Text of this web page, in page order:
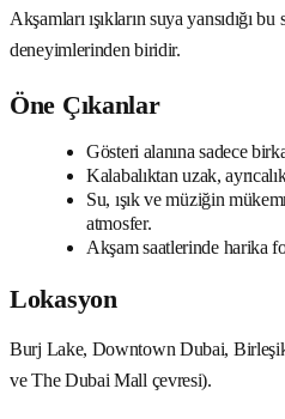
Akşamları ışıkların suya yansıdığı
deneyimlerinden biridir.
Öne Çıkanlar
Gösteri alanına sadece
Kalabalıktan uzak,
Su, ışık ve müziğin
atmosfer.
Akşam saatlerinde harika
Lokasyon
Burj Lake, Downtown Dubai,
ve The Dubai Mall çevresi).